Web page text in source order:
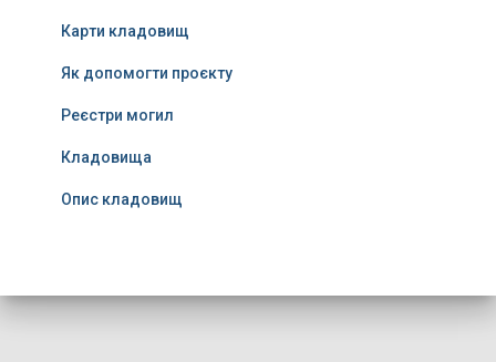
Карти кладовищ
Як допомогти проєкту
Реєстри могил
Кладовища
Опис кладовищ